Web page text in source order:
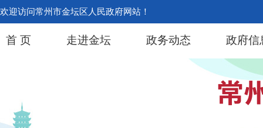
欢迎访问常州市金坛区人民政府网站！
首 页 走进金坛 政务动态 政府信